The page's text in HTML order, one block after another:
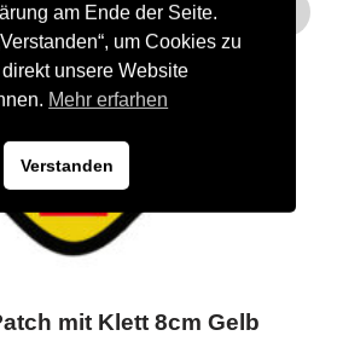
mit Klett 8cm Gelb
am Ende der Seite.
um Cookies zu
unsere Website
Mehr erfarhen
Verstanden